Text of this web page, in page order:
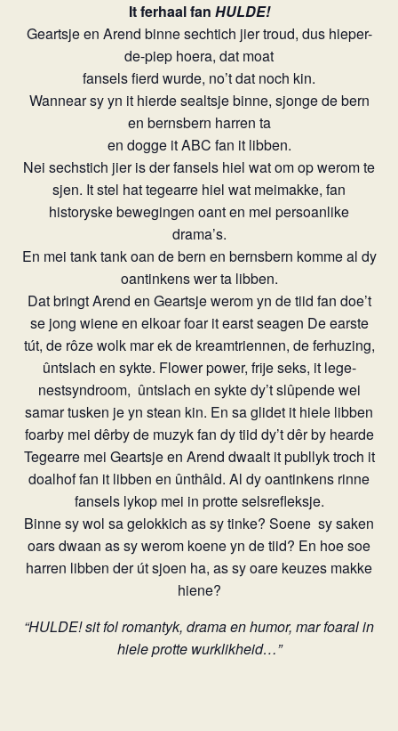
It ferhaal fan HULDE!
Geartsje en Arend binne sechtich jier troud, dus hieper-
de-piep hoera, dat moat
fansels fierd wurde, no’t dat noch kin.
Wannear sy yn it hierde sealtsje binne, sjonge de bern
en bernsbern harren ta
en dogge it ABC fan it libben.
Nei sechstich jier is der fansels hiel wat om op werom te
sjen. It stel hat tegearre hiel wat meimakke, fan
historyske bewegingen oant en mei persoanlike
drama’s.
En mei tank tank oan de bern en bernsbern komme al dy
oantinkens wer ta libben.
Dat bringt Arend en Geartsje werom yn de tiid fan doe’t
se jong wiene en elkoar foar it earst seagen De earste
tút, de rôze wolk mar ek de kreamtriennen, de ferhuzing,
ûntslach en sykte. Flower power, frije seks, it lege-
nestsyndroom, ûntslach en sykte dy’t slûpende wei
samar tusken je yn stean kin. En sa glidet it hiele libben
foarby mei dêrby de muzyk fan dy tiid dy’t dêr by hearde
Tegearre mei Geartsje en Arend dwaalt it publlyk troch it
doalhof fan it libben en ûnthâld. Al dy oantinkens rinne
fansels lykop mei in protte selsrefleksje.
Binne sy wol sa gelokkich as sy tinke? Soene sy saken
oars dwaan as sy werom koene yn de tiid? En hoe soe
harren libben der út sjoen ha, as sy oare keuzes makke
hiene?
“HULDE! sit fol romantyk, drama en humor, mar foaral in
hiele protte wurklikheid…”